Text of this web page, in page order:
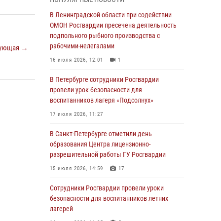
→
Петербургские росгвардейцы обнаружили
объявленный в розыск автомобиль, ранее
использовавшийся при совершении кражи в
В Зеленогорске сотрудники Росгвардии, став
очевидцами серьезного ДТП, вызвали на
пострадавшим
03 августа 2026, 14:15 3 1
Росгвардейцы приняли участие в Большом
03 августа 2026, 13:26 5
В Ленинградской области сотрудники
Росгвардии обнаружили пропавшего
В Ленинградской области при содействии
ОМОН Росгвардии пресечена деятельность
подпольного рыбного производства с
рабочими-нелегалами
16 июля 2026, 12:01 1
В Петербурге сотрудники Росгвардии
провели урок безопасности для
воспитанников лагеря «Подсолнух»
17 июля 2026, 11:27
В Санкт-Петербурге отметили день
образования Центра лицензионно-
разрешительной работы ГУ Росгвардии
15 июля 2026, 14:59 17
Сотрудники Росгвардии провели уроки
безопасности для воспитанников летних
лагерей